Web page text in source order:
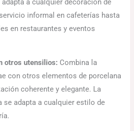
a cualquier decoración de
informal en cafeterías hasta
en restaurantes y eventos
otros utensilios: Combina la
con otros elementos de porcelana
coherente y elegante. La
se adapta a cualquier estilo de